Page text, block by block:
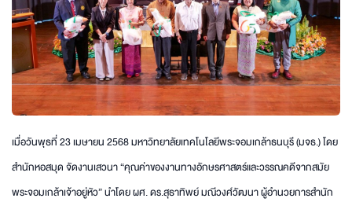
เมื่อวันพุธที่ 23 เมษายน 2568 มหาวิทยาลัยเทคโนโลยีพระจอมเกล้าธนบุรี (มจธ.) โดย
สำนักหอสมุด จัดงานเสวนา “คุณค่าของงานทางอักษรศาสตร์และวรรณคดีจากสมัย
พระจอมเกล้าเจ้าอยู่หัว” นำโดย ผศ. ดร.สุธาทิพย์ มณีวงศ์วัฒนา ผู้อำนวยการสำนัก